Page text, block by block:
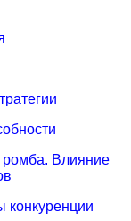
ромба. Влияние
конкуренции